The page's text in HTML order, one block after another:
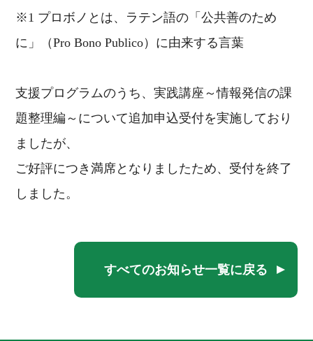
※1 プロボノとは、ラテン語の「公共善のため
に」（Pro Bono Publico）に由来する言葉
支援プログラムのうち、実践講座～情報発信の課
題整理編～について追加申込受付を実施しており
ましたが、
ご好評につき満席となりましたため、受付を終了
しました。
すべてのお知らせ一覧に戻る